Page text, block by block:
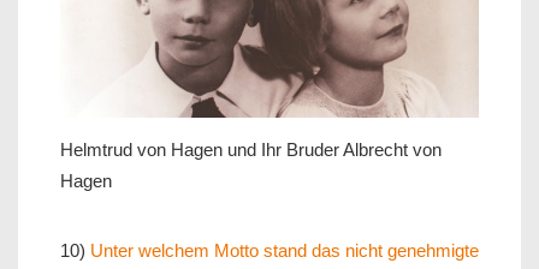
Helmtrud von Hagen und Ihr Bruder Albrecht von
Hagen
10) Unter welchem Motto stand das nicht genehmigte